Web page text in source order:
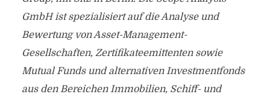
GmbH ist spezialisiert auf die Analyse und
Bewertung von Asset-Management-
Gesellschaften, Zertifikateemittenten sowie
Mutual Funds und alternativen Investmentfonds
aus den Bereichen Immobilien, Schiff- und